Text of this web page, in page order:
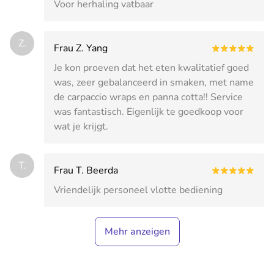
Voor herhaling vatbaar
Z.
Frau Z. Yang
Je kon proeven dat het eten kwalitatief goed
was, zeer gebalanceerd in smaken, met name
de carpaccio wraps en panna cotta!! Service
was fantastisch. Eigenlijk te goedkoop voor
wat je krijgt.
T.
Frau T. Beerda
Vriendelijk personeel vlotte bediening
Mehr anzeigen